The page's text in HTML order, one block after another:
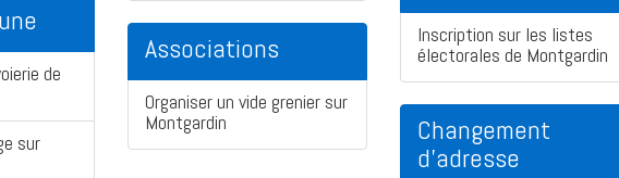
de
sur
Associations
Organiser un vide grenier sur
Montgardin
Inscription sur les listes
électorales de Montgardin
Changement
d'adresse